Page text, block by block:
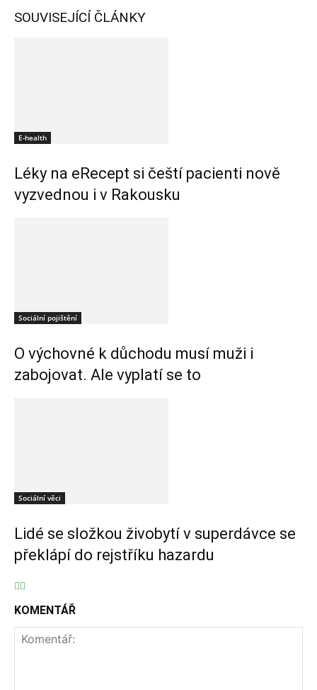
SOUVISEJÍCÍ ČLÁNKY
E-health
Léky na eRecept si čeští pacienti nově
vyzvednou i v Rakousku
Sociální pojištění
O výchovné k důchodu musí muži i
zabojovat. Ale vyplatí se to
Sociální věci
Lidé se složkou živobytí v superdávce se
překlápí do rejstříku hazardu
KOMENTÁŘ